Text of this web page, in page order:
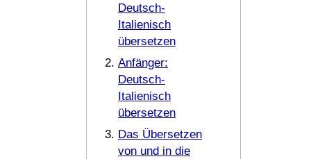
Deutsch-
Italienisch
übersetzen
Anfänger:
Deutsch-
Italienisch
übersetzen
Das Übersetzen
von und in die